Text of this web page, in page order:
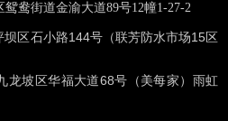
鸯街道金渝大道89号12幢1-27-2
坝区石小路144号（联芳防水市场15区
龙坡区华福大道68号（美每家）雨虹